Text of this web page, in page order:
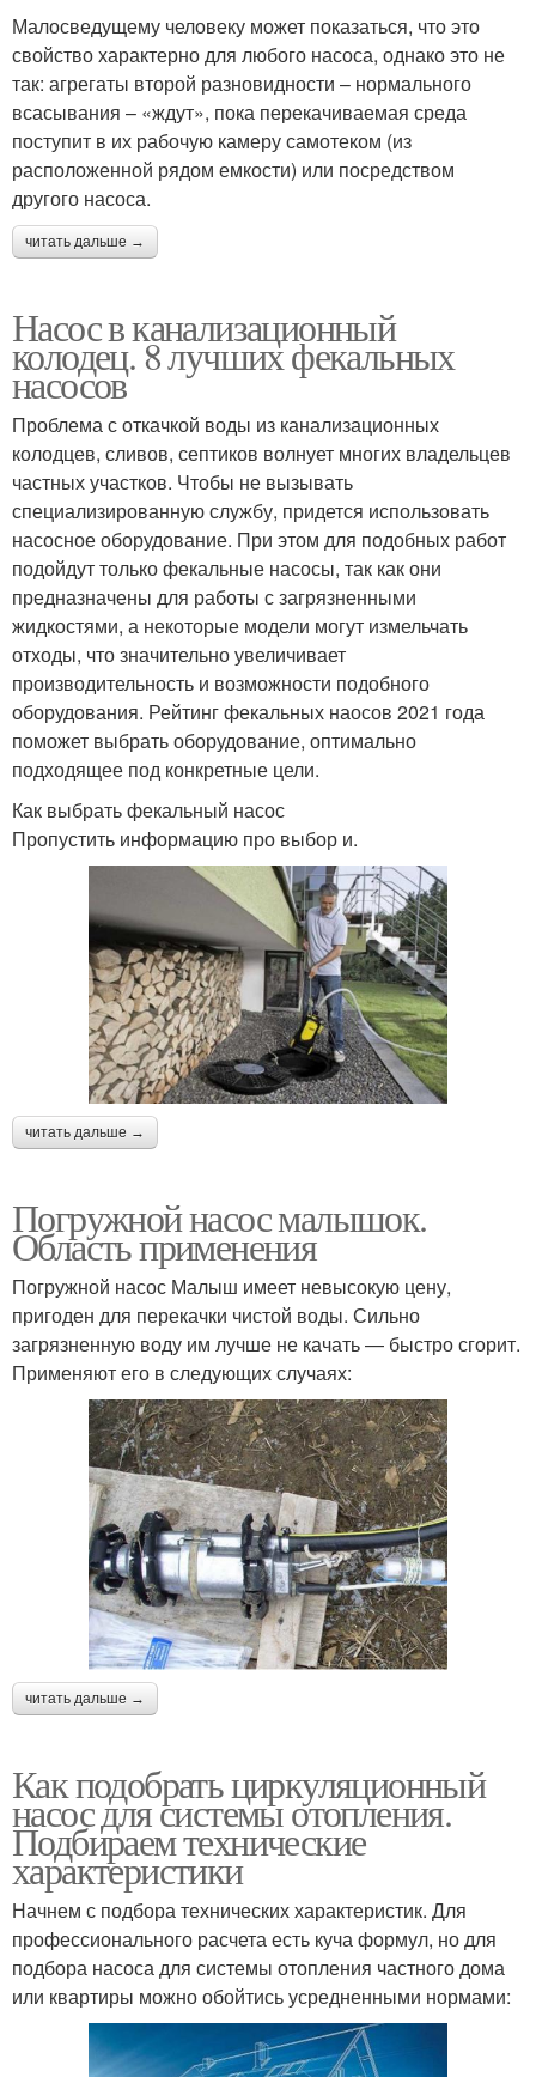
Малосведущему человеку может показаться, что это
свойство характерно для любого насоса, однако это не
так: агрегаты второй разновидности – нормального
всасывания – «ждут», пока перекачиваемая среда
поступит в их рабочую камеру самотеком (из
расположенной рядом емкости) или посредством
другого насоса.
читать дальше →
Насос в канализационный
колодец. 8 лучших фекальных
насосов
Проблема с откачкой воды из канализационных
колодцев, сливов, септиков волнует многих владельцев
частных участков. Чтобы не вызывать
специализированную службу, придется использовать
насосное оборудование. При этом для подобных работ
подойдут только фекальные насосы, так как они
предназначены для работы с загрязненными
жидкостями, а некоторые модели могут измельчать
отходы, что значительно увеличивает
производительность и возможности подобного
оборудования. Рейтинг фекальных наосов 2021 года
поможет выбрать оборудование, оптимально
подходящее под конкретные цели.
Как выбрать фекальный насос
Пропустить информацию про выбор и.
читать дальше →
Погружной насос малышок.
Область применения
Погружной насос Малыш имеет невысокую цену,
пригоден для перекачки чистой воды. Сильно
загрязненную воду им лучше не качать — быстро сгорит.
Применяют его в следующих случаях:
читать дальше →
Как подобрать циркуляционный
насос для системы отопления.
Подбираем технические
характеристики
Начнем с подбора технических характеристик. Для
профессионального расчета есть куча формул, но для
подбора насоса для системы отопления частного дома
или квартиры можно обойтись усредненными нормами: